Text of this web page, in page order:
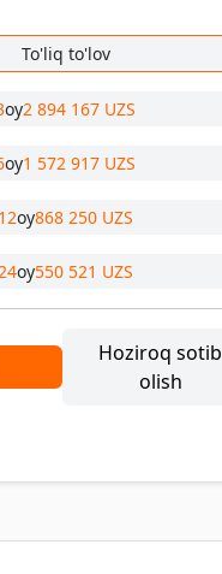
To'liq to'lov
oy2 894 167 UZS
oy1 572 917 UZS
12oy868 250 UZS
oy550 521 UZS
Hoziroq sotib
olish